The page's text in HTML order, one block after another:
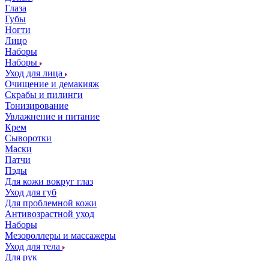
Глаза
Губы
Ногти
Лицо
Наборы
Наборы
Уход для лица
Очищение и демакияж
Скрабы и пилинги
Тонизирование
Увлажнение и питание
Крем
Сыворотки
Маски
Патчи
Пэды
Для кожи вокруг глаз
Уход для губ
Для проблемной кожи
Антивозрастной уход
Наборы
Мезороллеры и массажеры
Уход для тела
Для рук